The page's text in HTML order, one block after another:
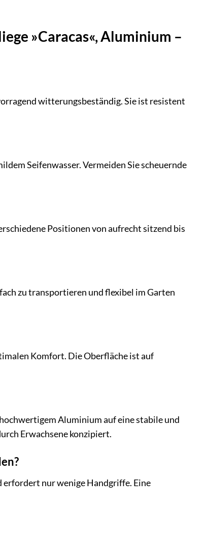
»Caracas«, Aluminium –
witterungsbeständig. Sie ist resistent
Seifenwasser. Vermeiden Sie scheuernde
Positionen von aufrecht sitzend bis
zu transportieren und flexibel im Garten
Komfort. Die Oberfläche ist auf
Aluminium auf eine stabile und
Erwachsene konzipiert.
nur wenige Handgriffe. Eine